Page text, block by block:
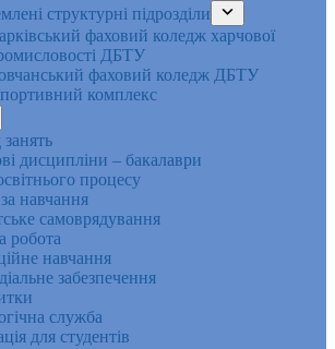
структурні підрозділи
фаховий коледж харчової
ДБТУ
фаховий коледж ДБТУ
комплекс
занять
дисципліни – бакалаври
процесу
навчання
самоврядування
робота
навчання
забезпечення
служба
для студентів